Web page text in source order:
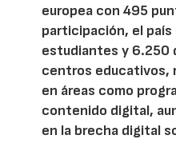
europea con 495
participación, el
estudiantes y 6.250
centros educativos,
en áreas como
contenido digital,
en la brecha digital